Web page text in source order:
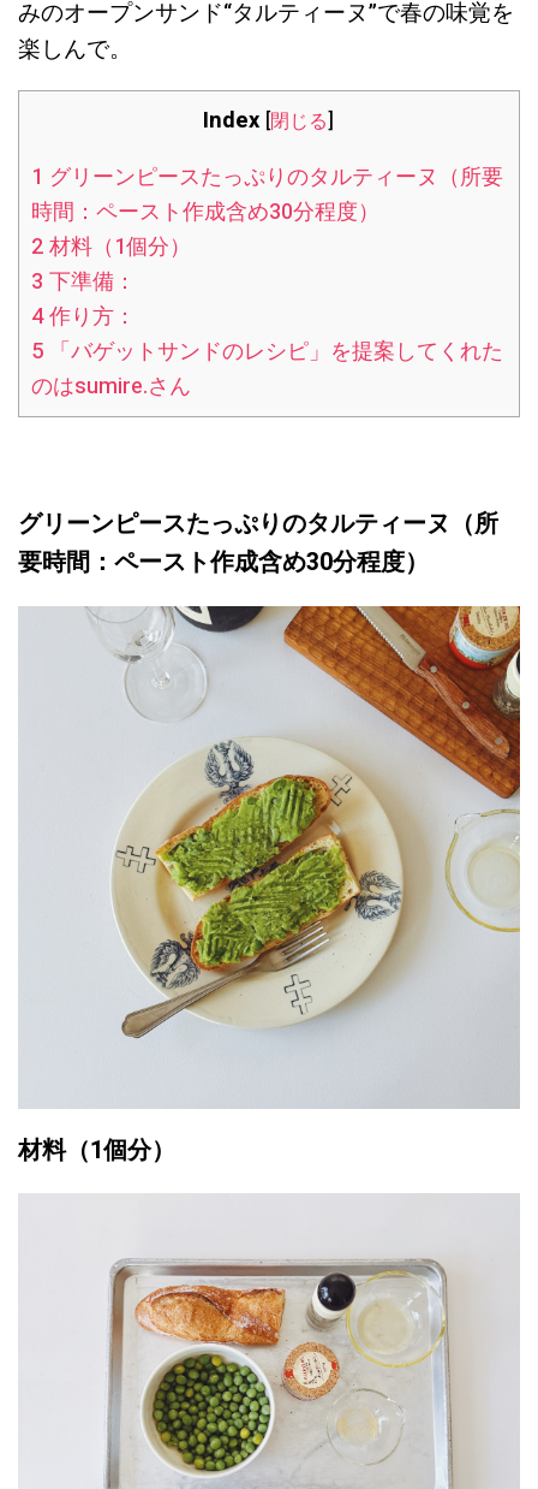
みのオープンサンド“タルティーヌ”で春の味覚を
楽しんで。
Index [閉じる]
1 グリーンピースたっぷりのタルティーヌ（所要
時間：ペースト作成含め30分程度）
2材料（1個分）
3 下準備：
4作り方：
5「バゲットサンドのレシピ」を提案してくれた
のはsumire.さん
グリーンピースたっぷりのタルティーヌ （所
要時間：ペースト作成含め30分程度）
材料（1個分）